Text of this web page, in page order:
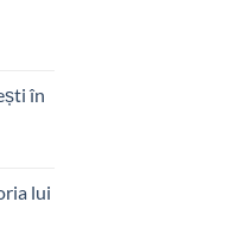
în
lui